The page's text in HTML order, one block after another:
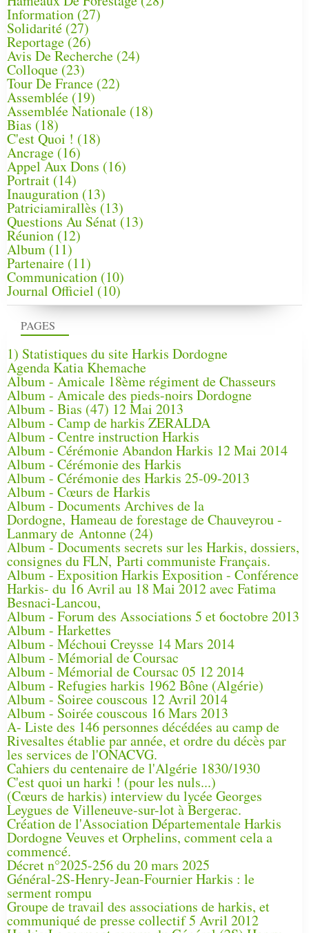
PAGES
1) Statistiques du site Harkis Dordogne
Agenda Katia Khemache
Album - Amicale 18ème régiment de Chasseurs
Album - Amicale des pieds-noirs Dordogne
Album - Bias (47) 12 Mai 2013
Album - Camp de harkis ZERALDA
Album - Centre instruction Harkis
Album - Cérémonie Abandon Harkis 12 Mai 2014
Album - Cérémonie des Harkis
Album - Cérémonie des Harkis 25-09-2013
Album - Cœurs de Harkis
Album - Documents Archives de la
Dordogne, Hameau de forestage de Chauveyrou -
Lanmary de Antonne (24)
Album - Documents secrets sur les Harkis, dossiers,
consignes du FLN, Parti communiste Français.
Album - Exposition Harkis Exposition - Conférence
Harkis- du 16 Avril au 18 Mai 2012 avec Fatima
Besnaci-Lancou,
Album - Forum des Associations 5 et 6octobre 2013
Album - Harkettes
Album - Méchoui Creysse 14 Mars 2014
Album - Mémorial de Coursac
Album - Mémorial de Coursac 05 12 2014
Album - Refugies harkis 1962 Bône (Algérie)
Album - Soiree couscous 12 Avril 2014
Album - Soirée couscous 16 Mars 2013
A- Liste des 146 personnes décédées au camp de
Rivesaltes établie par année, et ordre du décès par
les services de l'ONACVG.
Cahiers du centenaire de l'Algérie 1830/1930
C'est quoi un harki ! (pour les nuls...)
(Cœurs de harkis) interview du lycée Georges
Leygues de Villeneuve-sur-lot à Bergerac.
Création de l'Association Départementale Harkis
Dordogne Veuves et Orphelins, comment cela a
commencé.
Décret n°2025-256 du 20 mars 2025
Général-2S-Henry-Jean-Fournier Harkis : le
serment rompu
Groupe de travail des associations de harkis, et
communiqué de presse collectif 5 Avril 2012
Information (27)
Solidarité (27)
Reportage (26)
Avis De Recherche (24)
Colloque (23)
Tour De France (22)
Assemblée (19)
Assemblée Nationale (18)
Bias (18)
C'est Quoi ! (18)
Ancrage (16)
Appel Aux Dons (16)
Portrait (14)
Inauguration (13)
Patriciamirallès (13)
Questions Au Sénat(13)
Réunion (12)
Album (11)
Partenaire(11)
Communication (10)
Journal Officiel (10)